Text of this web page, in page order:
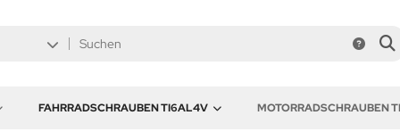
FAHRRADSCHRAUBEN TI6AL4V MOTORRADSCHRAUBEN